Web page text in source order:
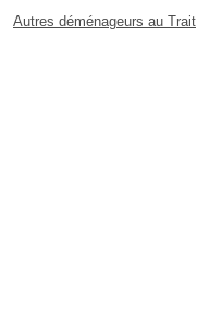
Autres déménageurs au Trait